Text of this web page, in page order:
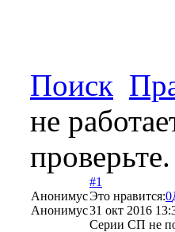
Поиск
не
проверьте.
Анонимус
Анонимус
#1
Это нравится:0
31 окт 2016
Серии СП не